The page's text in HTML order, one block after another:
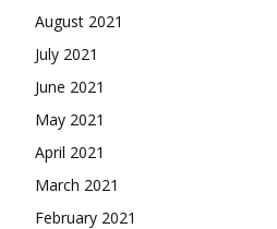
August 2021
July 2021
June 2021
May 2021
April 2021
March 2021
February 2021